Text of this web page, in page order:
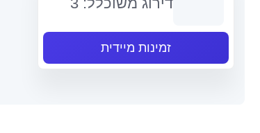
זמינות מיידית